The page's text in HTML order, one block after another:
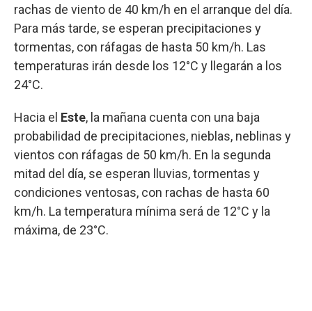
rachas de viento de 40 km/h en el arranque del día.
Para más tarde, se esperan precipitaciones y
tormentas, con ráfagas de hasta 50 km/h. Las
temperaturas irán desde los 12°C y llegarán a los
24°C.
Hacia el Este, la mañana cuenta con una baja
probabilidad de precipitaciones, nieblas, neblinas y
vientos con ráfagas de 50 km/h. En la segunda
mitad del día, se esperan lluvias, tormentas y
condiciones ventosas, con rachas de hasta 60
km/h. La temperatura mínima será de 12°C y la
máxima, de 23°C.